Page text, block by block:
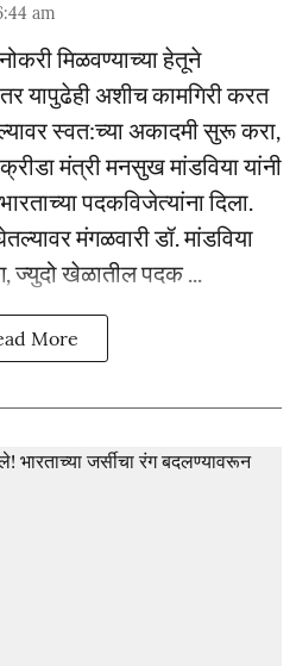
am
मिळवण्याच्या हेतूने
यापुढेही अशीच कामगिरी करत
स्वत:च्या अकादमी सुरू करा,
मंत्री मनसुख मांडविया यांनी
पदकविजेत्यांना दिला.
मंगळवारी डॉ. मांडविया
ज्युदो खेळातील पदक ...
More